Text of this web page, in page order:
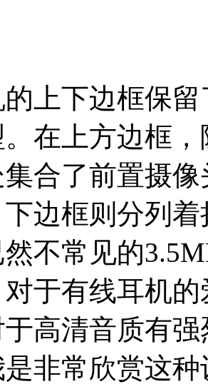
的上下边框保
在上方边框
合了前置摄
边框则分列
不常见的
于有线耳机
高清音质有
非常欣赏这